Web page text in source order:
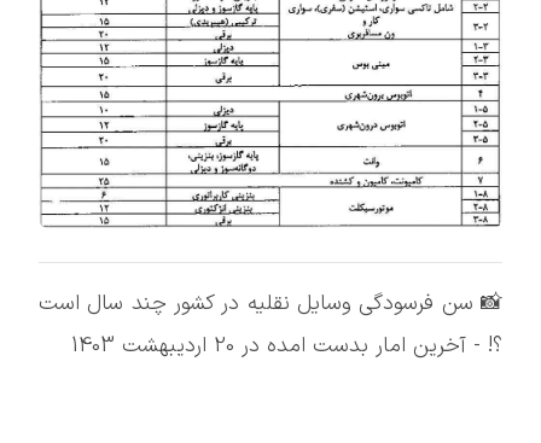
📸 سن فرسودگی وسایل نقلیه در کشور چند سال است
؟! - آخرین امار بدست امده در 20 اردیبهشت 1403